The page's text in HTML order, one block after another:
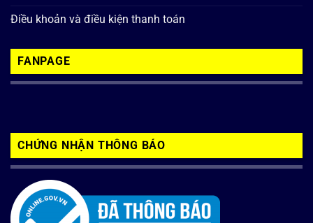
Điều khoản và điều kiện thanh toán
FANPAGE
CHỨNG NHẬN THÔNG BÁO